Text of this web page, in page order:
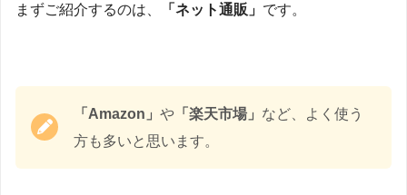
まずご紹介するのは、 「ネット通販」 です。
「Amazon」 や 「楽天市場」 など、よく使う
方も多いと思います。